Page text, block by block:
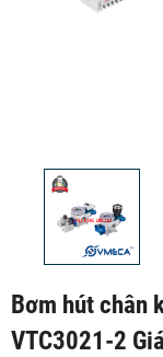
Bơm hút chân
VTC3021-2